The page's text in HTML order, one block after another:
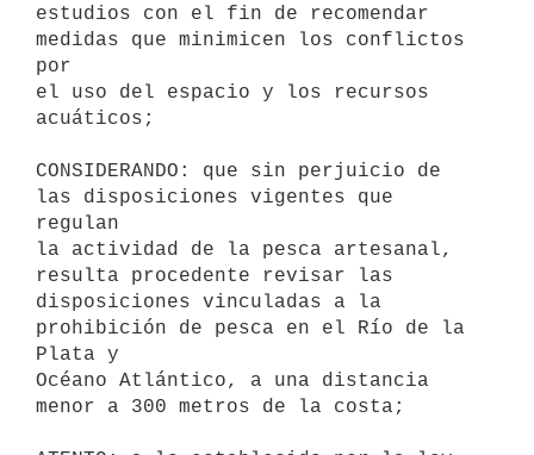
estudios con el fin de recomendar
medidas que minimicen los conflictos
por
el uso del espacio y los recursos
acuáticos;
CONSIDERANDO: que sin perjuicio de
las disposiciones vigentes que
regulan
la actividad de la pesca artesanal,
resulta procedente revisar las
disposiciones vinculadas a la
prohibición de pesca en el Río de la
Plata y
Océano Atlántico, a una distancia
menor a 300 metros de la costa;